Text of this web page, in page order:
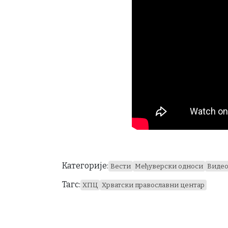
Категорије: Вести Међуверски односи Видео
Тагс: ХПЦ Хрватски православни центар